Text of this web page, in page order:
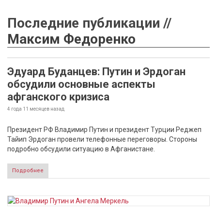
Последние публикации //
Максим Федоренко
Эдуард Буданцев: Путин и Эрдоган
обсудили основные аспекты
афганского кризиса
4 года 11 месяцев назад
Президент РФ Владимир Путин и президент Турции Реджеп
Тайип Эрдоган провели телефонные переговоры. Стороны
подробно обсудили ситуацию в Афганистане.
Подробнее